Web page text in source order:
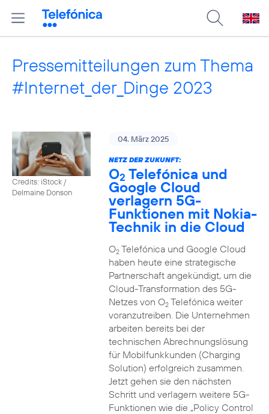
Pressemitteilungen zum Thema
#Internet_der_Dinge 2023
Credits: iStock /
Delmaine Donson
04. März 2025
NETZ DER ZUKUNFT:
O2 Telefónica und
Google Cloud
verlagern 5G-
Funktionen mit Nokia-
Technik in die Cloud
O2Telefónica und Google Cloud
haben heute eine strategische
Partnerschaft angekündigt, um die
Cloud-Transformation des 5G-
Netzes von O2Telefónica weiter
voranzutreiben. Die Unternehmen
arbeiten bereits bei der
technischen Abrechnungslösung
für Mobilfunkkunden (Charging
Solution) erfolgreich zusammen.
Jetzt gehen sie den nächsten
Schritt und verlagern weitere 5G-
Funktionen wie die „Policy Control